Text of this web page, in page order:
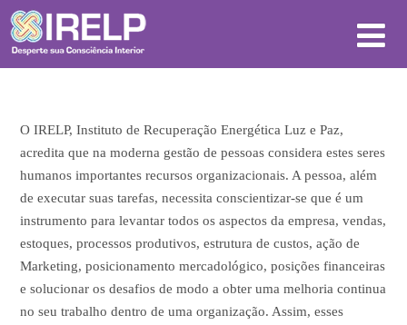
O IRELP, Instituto de Recuperação Energética Luz e Paz,
acredita que na moderna gestão de pessoas considera estes seres
humanos importantes recursos organizacionais. A pessoa, além
de executar suas tarefas, necessita conscientizar-se que é um
instrumento para levantar todos os aspectos da empresa, vendas,
estoques, processos produtivos, estrutura de custos, ação de
Marketing, posicionamento mercadológico, posições financeiras
e solucionar os desafios de modo a obter uma melhoria continua
no seu trabalho dentro de uma organização. Assim, esses